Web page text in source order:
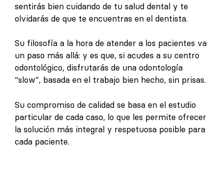
sentirás bien cuidando de tu salud dental y te
olvidarás de que te encuentras en el dentista.
Su filosofía a la hora de atender a los pacientes va
un paso más allá: y es que, si acudes a su centro
odontológico, disfrutarás de una odontología
“slow”, basada en el trabajo bien hecho, sin prisas.
Su compromiso de calidad se basa en el estudio
particular de cada caso, lo que les permite ofrecer
la solución más integral y respetuosa posible para
cada paciente.